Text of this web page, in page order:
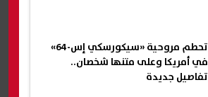
تحطم مروحية «سيكورسكي إس-64»
في أمريكا وعلى متنها شخصان..
تفاصيل جديدة